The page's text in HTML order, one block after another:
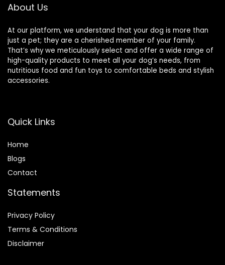
About Us
At our platform, we understand that your dog is more than
just a pet; they are a cherished member of your family.
That’s why we meticulously select and offer a wide range of
high-quality products to meet all your dog’s needs, from
nutritious food and fun toys to comfortable beds and stylish
accessories.
Quick Links
Home
Blogs
Contact
Statements
Privacy Policy
Terms & Conditions
Disclaimer